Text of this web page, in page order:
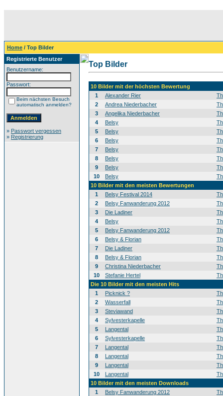
Home / Top Bilder
Registrierte Benutzer
Benutzername:
Passwort:
Beim nächsten Besuch
automatisch anmelden?
» Passwort vergessen
» Registrierung
Top Bilder
10 Bilder mit der höchsten Bewertung
1
Alexander Rier
2
Andrea Niederbacher
3
Angelika Niederbacher
4
Belsy
5
Belsy
6
Belsy
7
Belsy
8
Belsy
9
Belsy
10
Belsy
10 Bilder mit den meisten Bewertungen
1
Belsy Festival 2014
2
Belsy Fanwanderung 2012
3
Die Ladiner
4
Belsy
5
Belsy Fanwanderung 2012
6
Belsy & Florian
7
Die Ladiner
8
Belsy & Florian
9
Christina Niederbacher
10
Stefanie Hertel
Die 10 Bilder mit den meisten Hits
1
Picknick ?
2
Wasserfall
3
Steviawand
4
Sylvesterkapelle
5
Langental
6
Sylvesterkapelle
7
Langental
8
Langental
9
Langental
10
Langental
10 Bilder mit den meisten Downloads
1
Belsy Fanwanderung 2012